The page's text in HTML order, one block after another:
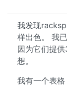
我发现
样出色。 我
因为它们提
想。
我有一个表